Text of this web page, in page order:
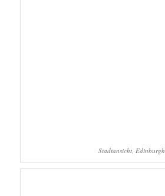
Stadtansicht, Edinburgh